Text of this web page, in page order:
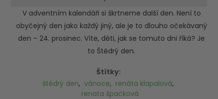
V adventním kalendáři si škrtneme další den. Není to
obyčejný den jako každý jiný, ale je to dlouho očekávaný
den – 24. prosinec. Víte, děti, jak se tomuto dni říká? Je
to Štědrý den.
Štítky:
štědrý den, vánoce, renáta klapalová,
renata špačková